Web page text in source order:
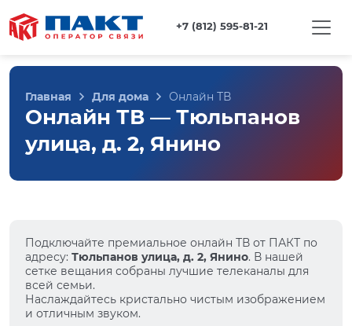
+7 (812) 595-81-21
Главная Для дома Онлайн ТВ
Онлайн ТВ — Тюльпанов
улица, д. 2, Янино
Подключайте премиальное онлайн ТВ от ПАКТ по
адресу: Тюльпанов улица, д. 2, Янино. В нашей
сетке вещания собраны лучшие телеканалы для
всей семьи.
Наслаждайтесь кристально чистым изображением
и отличным звуком.